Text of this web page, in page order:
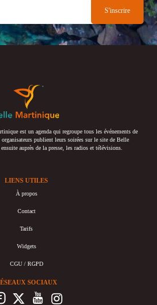
est un agenda qui regroupe tous les événements de
publient leurs soirées sur le site de Belle
auprès de la presse, les radios et télévisions.
LIENS UTILES
À propos
Contact
Tarifs
Widgets
CGU / RGPD
SOCIAUX